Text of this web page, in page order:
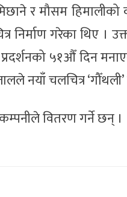
र मौसम हिमालीको
निर्माण गरेका थिए ।
५१औँ दिन
नयाँ चलचित्र
वितरण गर्ने छन् ।